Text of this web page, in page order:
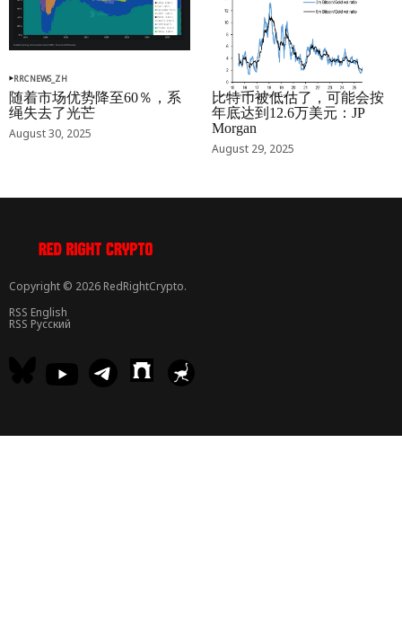
RRCNEWS_ZH
随着市场优势降至60％，系
绳失去了光芒
August 30, 2025
RRCNEWS_ZH
比特币被低估了，可能会按
年底达到12.6万美元：JP
Morgan
August 29, 2025
Copyright © 2026 RedRightCrypto.
RSS English
RSS Русский